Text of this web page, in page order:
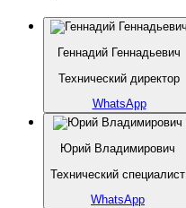
Геннадий Геннадьевич
Технический директор
WhatsApp
Юрий Владимирович
Технический специалист
WhatsApp